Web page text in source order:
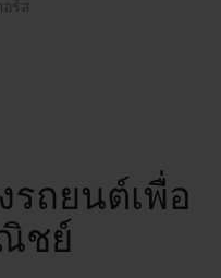
ร์ส
รถยนต์เพื่อ
ชย์